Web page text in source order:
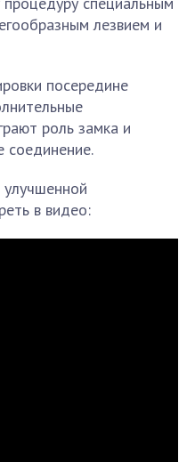
лезвием и
посередине
роль замка и
соединение.
улучшенной
в видео: